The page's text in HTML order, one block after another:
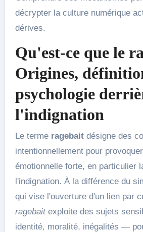
décrypter la culture numérique
dérives.
Qu'est-ce que le
Origines,
psychologie
l'indignation
Le terme ragebaitdésigne des
intentionnellement pour
émotionnelle forte, en particulier
l'indignation. À la différence du
qui vise l'ouverture d'un lien par
ragebaitexploite des sujets
identité, moralité, inégalités —